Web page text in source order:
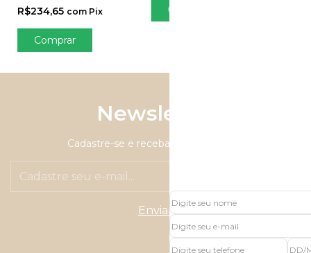
R$234,65 com Pix
Comprar
Comprar
Newsletter
Cadastre-se e receba nossas ofertas.